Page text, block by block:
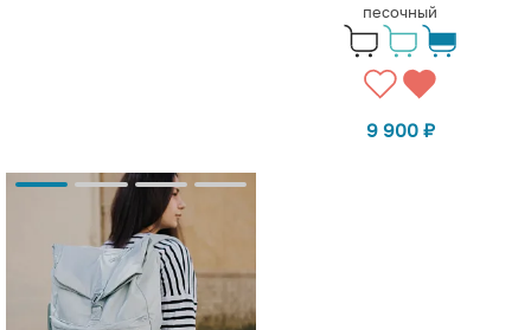
песочный
9 900 ₽